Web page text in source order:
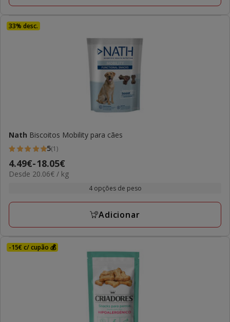
33% desc.
Nath Biscoitos Mobility para cães
5
estrelas
com
avaliações
5(1)
Preço
de
a
4.49€-18.05€
20.06€
Desde 20.06€ / kg
4 opções de peso
Adicionar
-15€ c/ cupão 💰